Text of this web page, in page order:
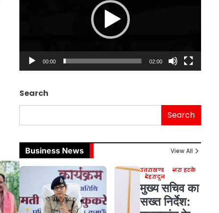
00:00 02:00
Search
Search
Business News View All
उत्तराखण्ड
ज़रा हटके
देहरादून
मुख्य सचिव का
सख्त निर्देश: